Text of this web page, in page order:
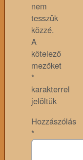
nem
tesszük
közzé.
A
kötelező
mezőket
*
karakterrel
jelöltük
Hozzászólás
*